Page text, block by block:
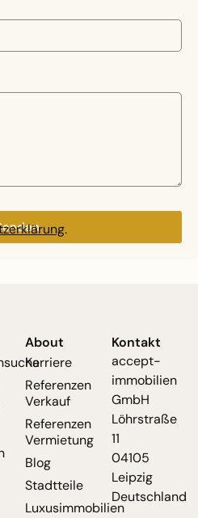
.
About
Karriere
Referenzen
Verkauf
Referenzen
Vermietung
Blog
Stadtteile
Luxusimmobilien
Kontakt
accept-
immobilien
GmbH
Löhrstraße
11
04105
Leipzig
Deutschland